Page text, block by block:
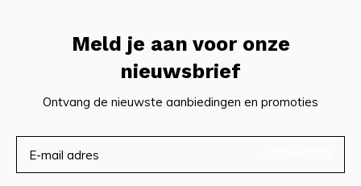
Meld je aan voor onze
nieuwsbrief
Ontvang de nieuwste aanbiedingen en promoties